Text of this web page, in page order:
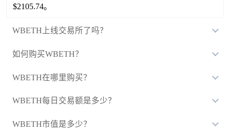
$2105.74。
WBETH上线交易所了吗？
如何购买WBETH？
WBETH在哪里购买？
WBETH每日交易额是多少？
WBETH市值是多少？